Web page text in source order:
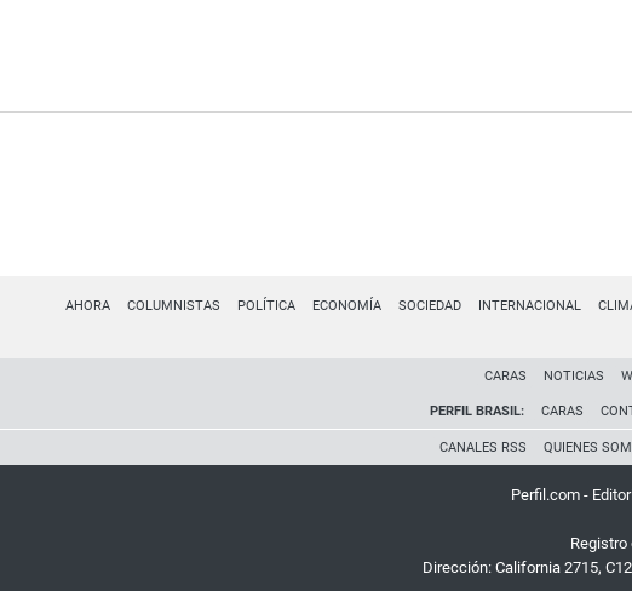
AHORA COLUMNISTAS POLÍTICA ECONOMÍA SOCIEDAD INTERNACIONAL
CARAS NOTICIAS
PERFIL BRASIL: CARAS
CANALES RSS QUIENES
Perfil.com -
Registro
Dirección: California 2715,